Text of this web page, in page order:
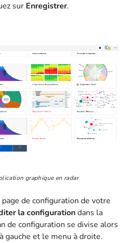
sur Enregistrer.
graphique en radar
de configuration de votre
la configurationdans la
de configuration se divise alors
gauche et le menu à droite.